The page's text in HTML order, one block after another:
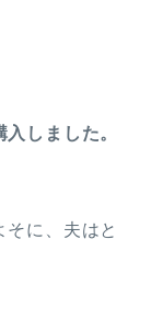
しました。
に、夫はと